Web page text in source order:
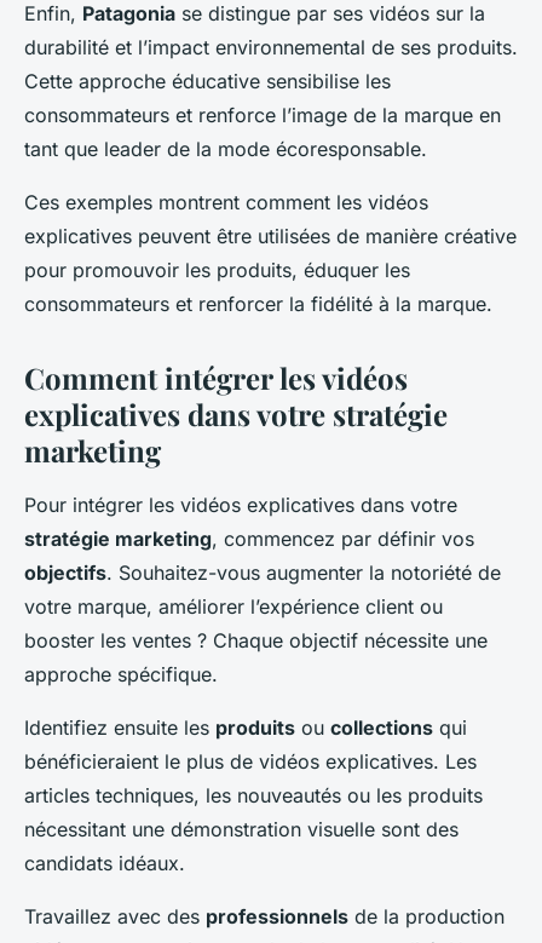
Enfin, Patagonia se distingue par ses vidéos sur la
durabilité et l’impact environnemental de ses produits.
Cette approche éducative sensibilise les
consommateurs et renforce l’image de la marque en
tant que leader de la mode écoresponsable.
Ces exemples montrent comment les vidéos
explicatives peuvent être utilisées de manière créative
pour promouvoir les produits, éduquer les
consommateurs et renforcer la fidélité à la marque.
Comment intégrer les vidéos
explicatives dans votre stratégie
marketing
Pour intégrer les vidéos explicatives dans votre
stratégie marketing, commencez par définir vos
objectifs. Souhaitez-vous augmenter la notoriété de
votre marque, améliorer l’expérience client ou
booster les ventes ? Chaque objectif nécessite une
approche spécifique.
Identifiez ensuite les produits ou collections qui
bénéficieraient le plus de vidéos explicatives. Les
articles techniques, les nouveautés ou les produits
nécessitant une démonstration visuelle sont des
candidats idéaux.
Travaillez avec des professionnels de la production